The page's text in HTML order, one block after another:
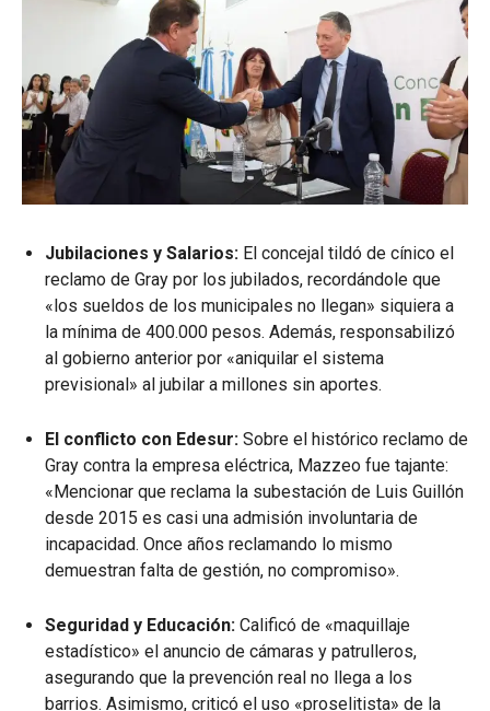
Jubilaciones y Salarios: El concejal tildó de cínico el
reclamo de Gray por los jubilados, recordándole que
«los sueldos de los municipales no llegan» siquiera a
la mínima de 400.000 pesos. Además, responsabilizó
al gobierno anterior por «aniquilar el sistema
previsional» al jubilar a millones sin aportes.
El conflicto con Edesur: Sobre el histórico reclamo de
Gray contra la empresa eléctrica, Mazzeo fue tajante:
«Mencionar que reclama la subestación de Luis Guillón
desde 2015 es casi una admisión involuntaria de
incapacidad. Once años reclamando lo mismo
demuestran falta de gestión, no compromiso».
Seguridad y Educación: Calificó de «maquillaje
estadístico» el anuncio de cámaras y patrulleros,
asegurando que la prevención real no llega a los
barrios. Asimismo, criticó el uso «proselitista» de la